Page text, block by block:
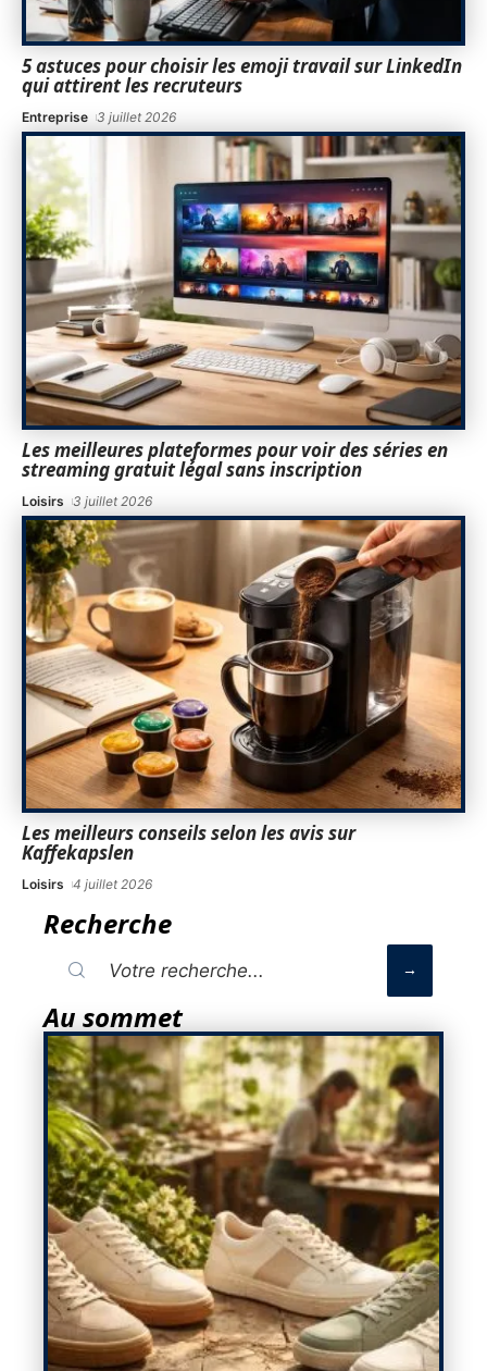
5 astuces pour choisir les emoji travail sur LinkedIn
qui attirent les recruteurs
Entreprise 3 juillet 2026
Les meilleures plateformes pour voir des séries en
streaming gratuit légal sans inscription
Loisirs 3 juillet 2026
Les meilleurs conseils selon les avis sur
Kaffekapslen
Loisirs 4 juillet 2026
Recherche
Au sommet